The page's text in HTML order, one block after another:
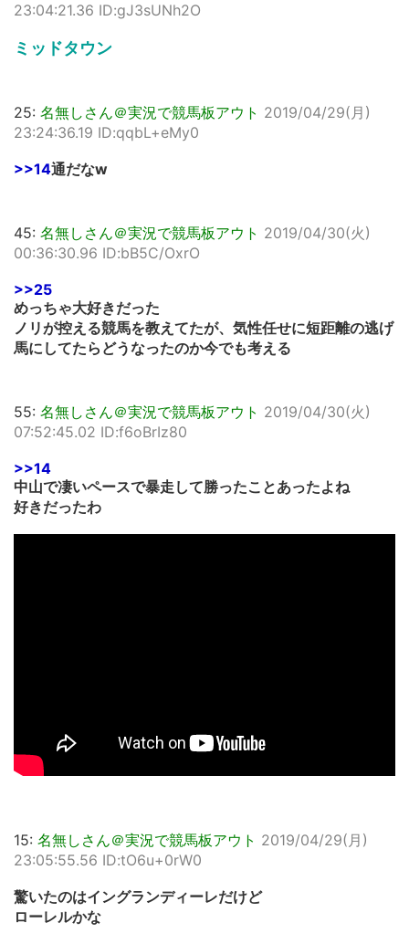
23:04:21.36 ID:gJ3sUNh2O
ミッドタウン
25: 名無しさん＠実況で競馬板アウト 2019/04/29(月)
23:24:36.19 ID:qqbL+eMy0
>>14通だなw
45: 名無しさん＠実況で競馬板アウト 2019/04/30(火)
00:36:30.96 ID:bB5C/OxrO
>>25
めっちゃ大好きだった
ノリが控える競馬を教えてたが、気性任せに短距離の逃げ
馬にしてたらどうなったのか今でも考える
55: 名無しさん＠実況で競馬板アウト 2019/04/30(火)
07:52:45.02 ID:f6oBrIz80
>>14
中山で凄いペースで暴走して勝ったことあったよね
好きだったわ
15: 名無しさん＠実況で競馬板アウト 2019/04/29(月)
23:05:55.56 ID:tO6u+0rW0
驚いたのはイングランディーレだけど
ローレルかな